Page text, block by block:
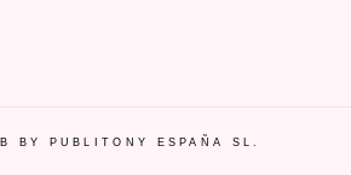
BY PUBLITONY ESPAÑA SL.